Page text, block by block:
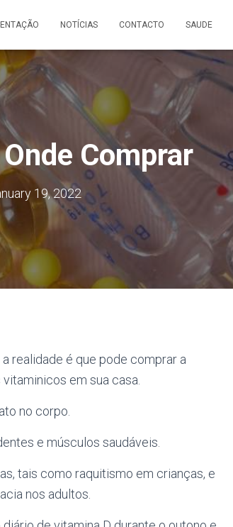
NOTÍCIAS CONTACTO SAUDE
Comprar
19, 2022
realidade é que pode comprar a
em sua casa.
no corpo.
e músculos saudáveis.
tais como raquitismo em crianças, e
nos adultos.